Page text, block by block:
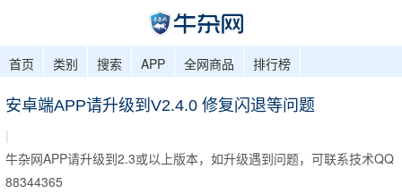
首页 类别 搜索 APP 全网商品 排行榜
安卓端APP请升级到V2.4.0 修复闪退等问题
|
牛杂网APP请升级到2.3或以上版本，如升级遇到问题，可联系技术QQ
88344365